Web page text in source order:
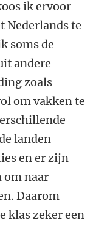
ik ervoor
Nederlands te
soms de
andere
zoals
om vakken te
landen
en er zijn
om naar
Daarom
klas zeker een